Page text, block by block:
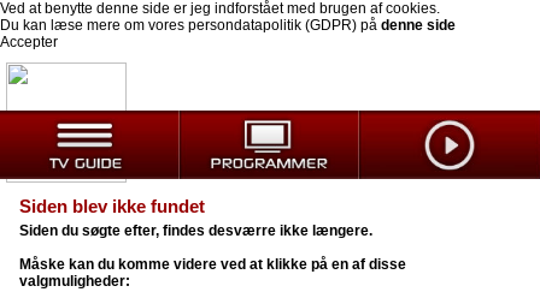
Ved at benytte denne side er jeg indforstået med brugen af cookies.
Du kan læse mere om vores persondatapolitik (GDPR) på denne side
Accepter
Siden blev ikke fundet
Siden du søgte efter, findes desværre ikke længere.
Måske kan du komme videre ved at klikke på en af disse
valgmuligheder: